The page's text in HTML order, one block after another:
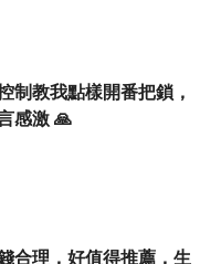
制教我點樣開番把鎖，
感激 🙏
合理，好值得推薦，生